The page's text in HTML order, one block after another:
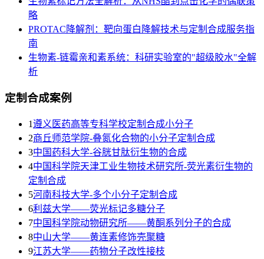
略
PROTAC降解剂：靶向蛋白降解技术与定制合成服务指
南
生物素-链霉亲和素系统：科研实验室的"超级胶水"全解
析
定制合成案例
1遵义医药高等专科学校定制合成小分子
2商丘师范学院-叠氮化合物的小分子定制合成
3​中国药科大学-谷胱甘肽衍生物的合成
4中国科学院天津工业生物技术研究所-荧光素衍生物的
定制合成
5河南科技大学-多个小分子定制合成
6利兹大学——荧光标记多糖分子
7中国科学院动物研究所——黄酮系列分子的合成
8中山大学——黄连素修饰壳聚糖
9江苏大学——药物分子改性接枝